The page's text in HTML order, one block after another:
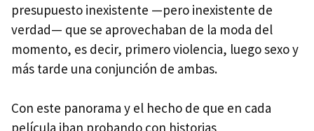
presupuesto inexistente —pero inexistente de
verdad— que se aprovechaban de la moda del
momento, es decir, primero violencia, luego sexo y
más tarde una conjunción de ambas.
Con este panorama y el hecho de que en cada
película iban probando con historias